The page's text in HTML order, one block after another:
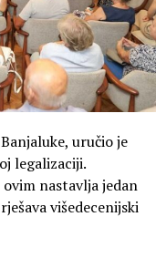
uručio je
legalizaciji.
ovim nastavlja jedan
višedecenijski